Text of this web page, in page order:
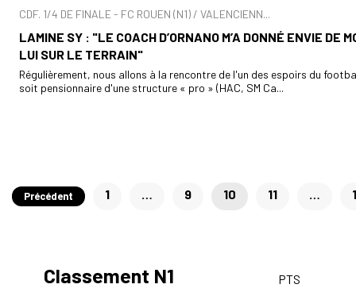
CDF. 1/4 DE FINALE - FC ROUEN (N1) / VALENCIENN...
LAMINE SY : "LE COACH D’ORNANO M’A DONNÉ ENVIE DE
LUI SUR LE TERRAIN"
Régulièrement, nous allons à la rencontre de l'un des espoirs du
soit pensionnaire d'une structure « pro » (HAC, SM Ca...
Pagination
Précédent 1 … 9 10 11 …
Classement N1 PTS